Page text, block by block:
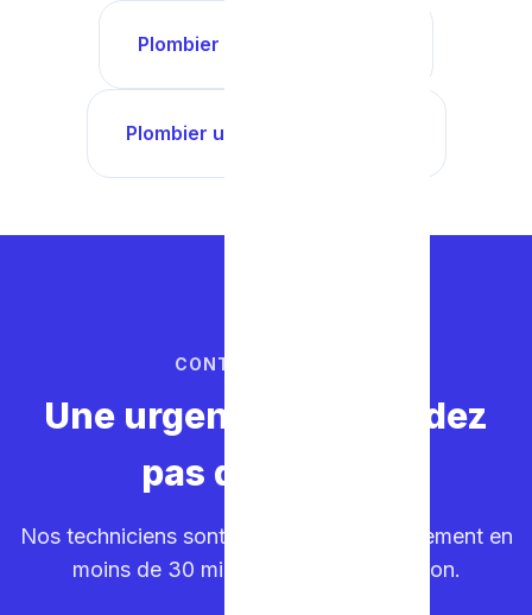
Plombier urgence Namur →
Plombier urgence Charleroi →
CONTACTEZ-NOUS
Une urgence ? Ne perdez
pas de temps.
Nos techniciens sont sur la route. Déplacement en
moins de 30 minutes dans votre région.